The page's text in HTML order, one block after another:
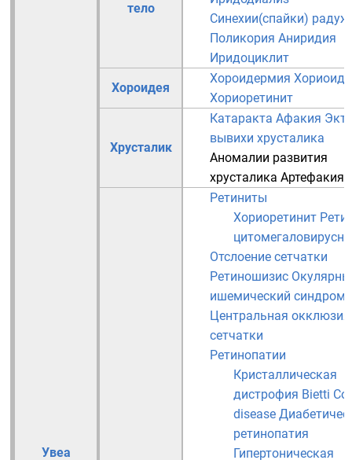
Увеа
тело
Синехии(спайки)
Поликория Аниридия
Иридоциклит
Хороидея
Хороидермия
Хориоретинит
Хрусталик
Катаракта Афакия
вывихи хрусталика
Аномалии развития
хрусталика Артефакия
Ретиниты
Хориоретинит
Отслоение сетчатки
Ретиношизис
ишемический синдром
Центральная окклюзия
сетчатки
Ретинопатии
Кристаллическая
дистрофия Bietti
disease
ретинопатия
Гипертоническая